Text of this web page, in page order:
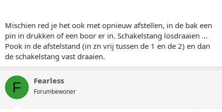
Mischien red je het ook met opnieuw afstellen, in de bak een
pin in drukken of een boor er in. Schakelstang losdraaien ...
Pook in de afstelstand (in zn vrij tussen de 1 en de 2) en dan
de schakelstang vast draaien.
F Fearless
Forumbewoner